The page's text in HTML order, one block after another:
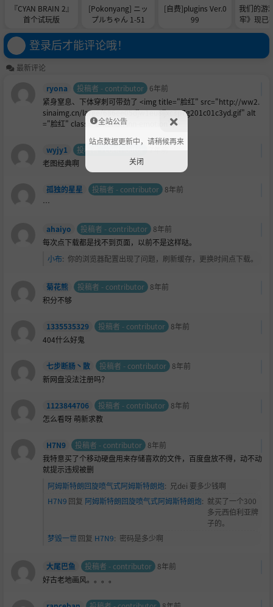
『CYAN BRAIN 2』
首个试玩版
[Pokonyang] ニッ
プルちゃん 1-51
[自费]plugins Ver.0
99
我们的游
牢》现已
登录后才能评论哦！
最新评论
ryona
投稿者 - contributor 6年前
紧身窒息、下体穿刺可带劲了 <img title="脸红" src="http://ww2.
sinaimg.cn/large/686ee05djw1eu8ijxc3p7g201c01c3yd.gif" alt
="脸红" class="emotion inn-emotion" />
wyjy1 投稿者 - contributor
老图经典啊
孤独的星星 投稿者 - contributor 8年前
…
ahaiyo 投稿者 - contributor 8年前
每次点下载都是找不到页面，以前不是这样哒。
小布: 你的浏览器配置出现了问题，刷新缓存，更换时间点下载。
菊花熊 投稿者 - contributor 8年前
积分不够
1335535329 投稿者 - contributor 8年前
404什么好鬼
七步断肠丶散 投稿者 - contributor 8年前
新网盘没法注册吗？
1123844706 投稿者 - contributor 8年前
怎么看呀 萌新求教
H7N9 投稿者 - contributor 8年前
我特意买了个移动硬盘用来存储喜欢的文件，百度盘放不得，动不动
就提示违规被删
阿姆斯特朗回旋喷气式阿姆斯特朗炮: 兄dei 要多少钱啊
H7N9 回复 阿姆斯特朗回旋喷气式阿姆斯特朗炮: 就买了一个300
多元西伯利亚牌
子的。
梦毁一世回复 H7N9: 密码是多少啊
大尾巴鱼 投稿者 - contributor 8年前
好古老地画风。。。。
全站公告
站点数据更新中，请稍候再来
关闭